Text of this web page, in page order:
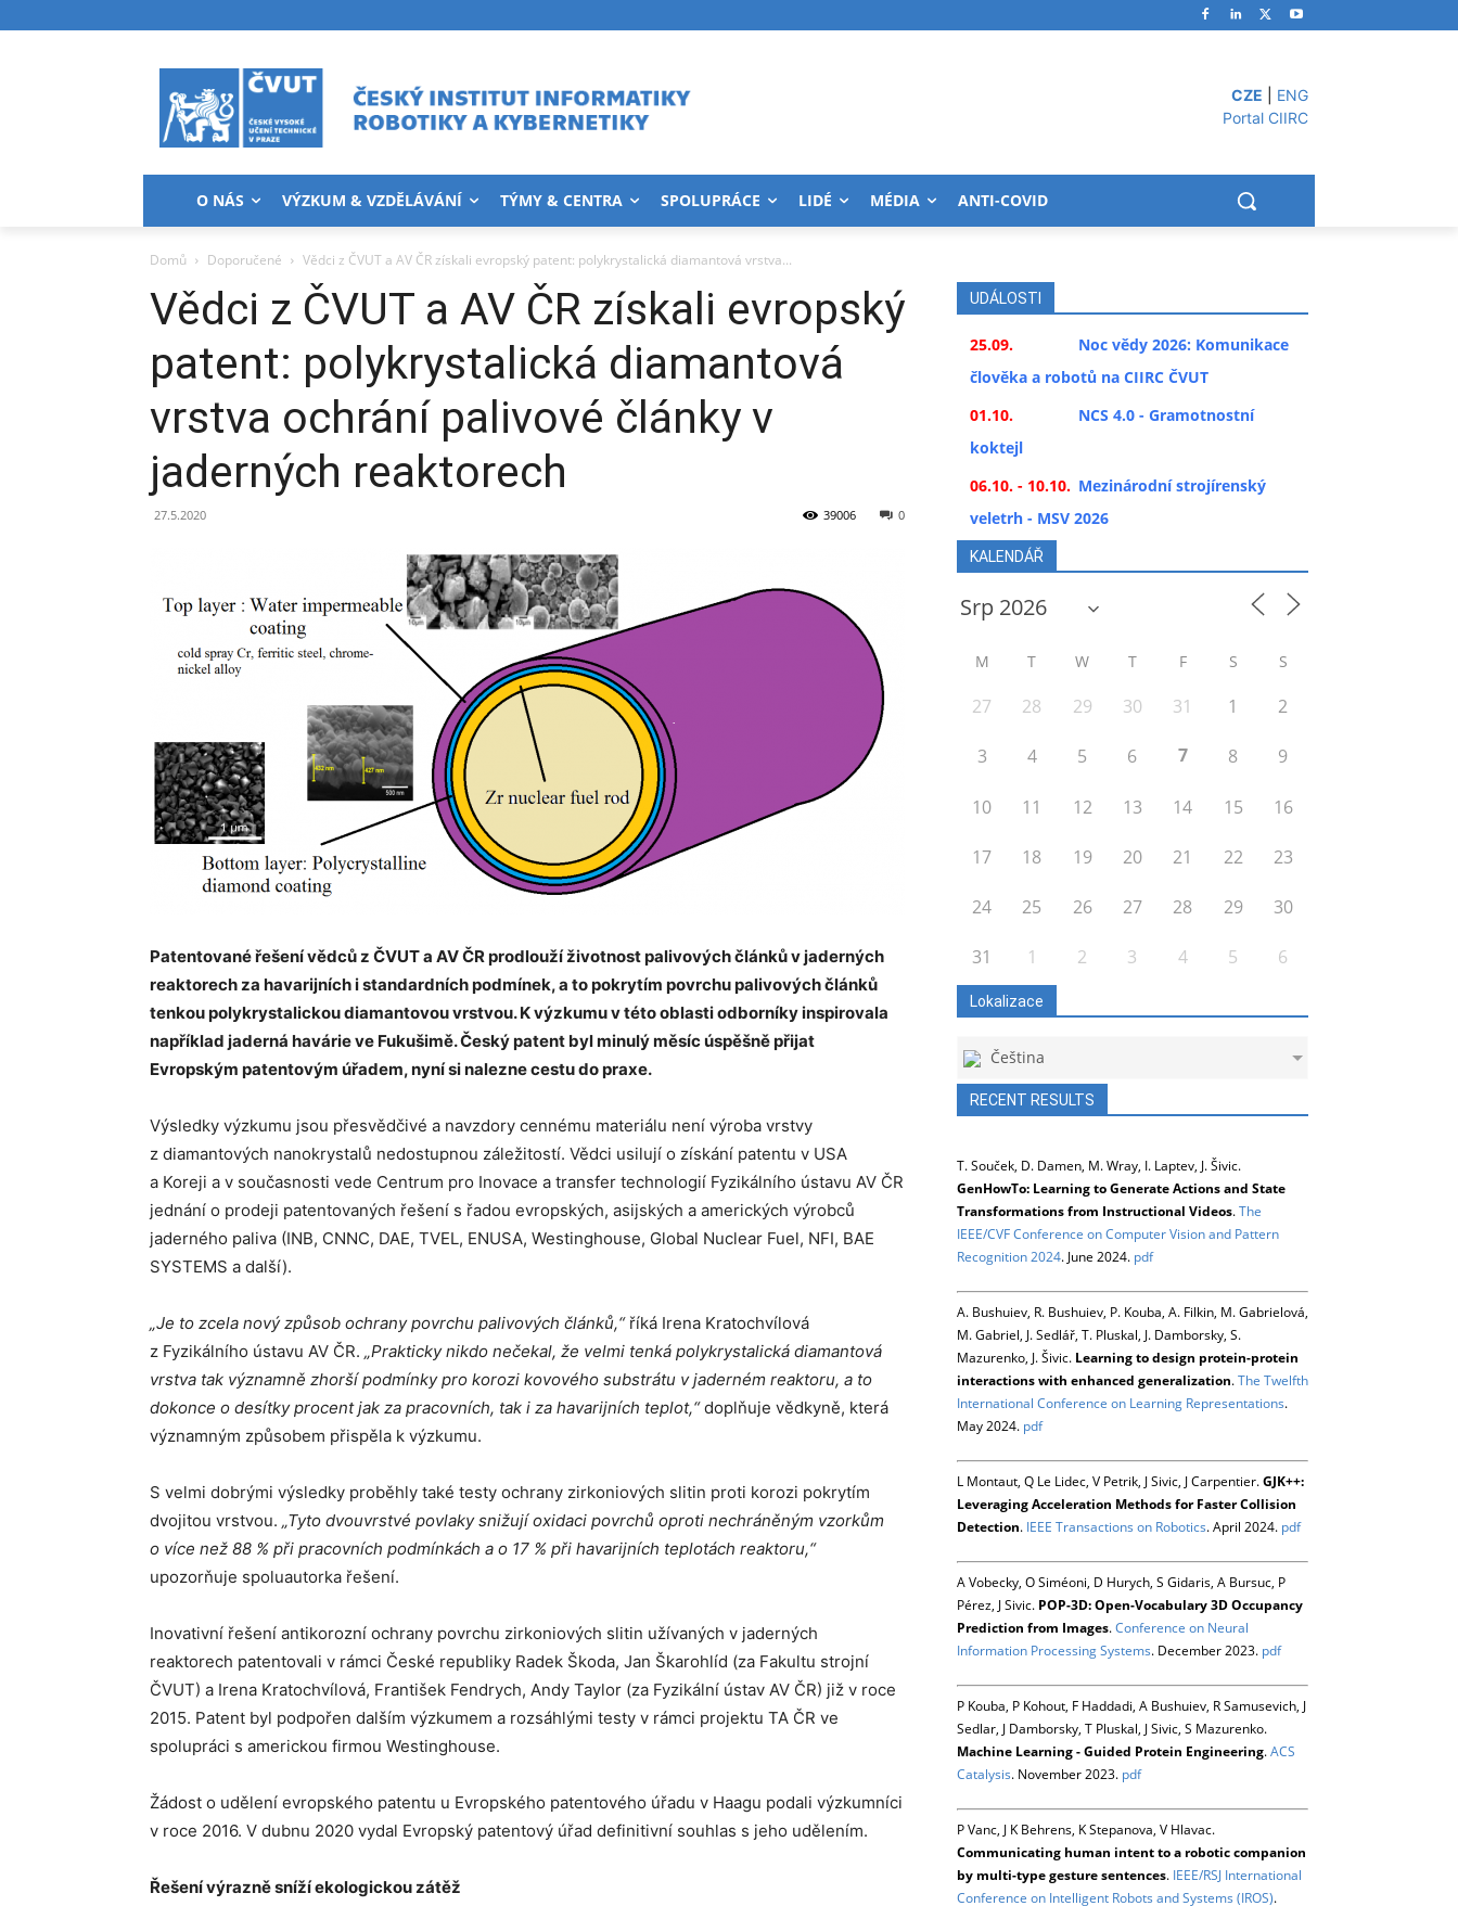
CZE
ENG
Portal CIIRC
O NÁS VÝZKUM & VZDĚLÁVÁNÍ TÝMY & CENTRA SPOLUPRÁCE LIDÉ MÉDIA ANTI-COVID
Domů Doporučené Vědci z ČVUT a AV ČR získali evropský patent: polykrystalická diamantová vrstva...
Vědci z ČVUT a AV ČR získali evropský
patent: polykrystalická diamantová
vrstva ochrání palivové články v
jaderných reaktorech
27.5.2020 0
39006
Patentované řešení vědců z ČVUT a AV ČR prodlouží životnost palivových článků vjaderných
reaktorech za havarijních i standardních podmínek, a to pokrytím povrchu palivových článků
tenkou polykrystalickou diamantovou vrstvou. K výzkumu v této oblasti odborníky inspirovala
například jaderná havárie ve Fukušimě. Český patent byl minulý měsíc úspěšně přijat
Evropským patentovým úřadem, nyní si nalezne cestu do praxe.
Výsledky výzkumu jsou přesvědčivé a navzdory cennému materiálu není výroba vrstvy
z diamantových nanokrystalů nedostupnou záležitostí. Vědci usilují o získání patentu v USA
a Koreji a v současnosti vede Centrum pro Inovace a transfer technologií Fyzikálního ústavu AV ČR
jednání o prodeji patentovaných řešení s řadou evropských, asijských a amerických výrobců
jaderného paliva (INB, CNNC, DAE, TVEL, ENUSA, Westinghouse, Global Nuclear Fuel, NFI, BAE
SYSTEMS a další).
„Je to zcela nový způsob ochrany povrchu palivových článků,“říká Irena Kratochvílová
z Fyzikálního ústavu AV ČR. „Prakticky nikdo nečekal, že velmi tenká polykrystalická diamantová
vrstva tak významně zhorší podmínky pro korozi kovového substrátu v jaderném reaktoru, a to
dokonce o desítky procent jak za pracovních, tak i za havarijních teplot,“doplňuje vědkyně, která
významným způsobem přispěla k výzkumu.
S velmi dobrými výsledky proběhly také testy ochrany zirkoniových slitin proti korozi pokrytím
dvojitou vrstvou. „Tyto dvouvrstvé povlaky snižují oxidaci povrchů oproti nechráněným vzorkům
o více než 88 % při pracovních podmínkách a o 17 % při havarijních teplotách reaktoru,“
upozorňuje spoluautorka řešení.
Inovativní řešení antikorozní ochrany povrchu zirkoniových slitin užívaných v jaderných
reaktorech patentovali v rámci České republiky Radek Škoda, Jan Škarohlíd (za Fakultu strojní
ČVUT) a Irena Kratochvílová, František Fendrych, Andy Taylor (za Fyzikální ústav AV ČR) již v roce
2015. Patent byl podpořen dalším výzkumem a rozsáhlými testy v rámci projektu TA ČR ve
spolupráci s americkou firmou Westinghouse.
Žádost o udělení evropského patentu u Evropského patentového úřadu v Haagu podali výzkumníci
v roce 2016. V dubnu 2020 vydal Evropský patentový úřad definitivní souhlas s jeho udělením.
Řešení výrazně sníží ekologickou zátěž
UDÁLOSTI
25.09.
Noc vědy 2026: Komunikace
člověka a robotů na CIIRC ČVUT
01.10.
NCS 4.0 - Gramotnostní
koktejl
06.10. - 10.10. Mezinárodní strojírenský
veletrh - MSV 2026
KALENDÁŘ
M T W T F S S
27 28 29 30 31 1 2
3 4 5 6 7 8 9
10 11 12 13 14 15 16
17 18 19 20 21 22 23
24 25 26 27 28 29 30
31 1 2 3 4 5 6
Lokalizace
Čeština
RECENT RESULTS
T. Souček, D. Damen, M. Wray, I. Laptev, J. Šivic.
GenHowTo: Learning to Generate Actions and State
Transformations from Instructional Videos.The
IEEE/CVF Conference on Computer Vision and Pattern
Recognition 2024. June 2024. pdf
A. Bushuiev, R. Bushuiev, P. Kouba, A. Filkin, M. Gabrielová,
M. Gabriel, J. Sedlář, T. Pluskal, J. Damborsky, S.
Mazurenko, J. Šivic. Learning to design protein-protein
interactions with enhanced generalization.The Twelfth
International Conference on Learning Representations.
May 2024. pdf
L Montaut, Q Le Lidec, V Petrik, J Sivic, J Carpentier.GJK++:
Leveraging Acceleration Methods for Faster Collision
Detection. IEEE Transactions on Robotics. April 2024. pdf
A Vobecky, O Siméoni, D Hurych, S Gidaris, A Bursuc, P
Pérez, J Sivic. POP-3D: Open-Vocabulary 3D Occupancy
Prediction from Images.Conference on Neural
Information Processing Systems. December 2023. pdf
P Kouba, P Kohout, F Haddadi, A Bushuiev, R Samusevich, J
Sedlar, J Damborsky, T Pluskal, J Sivic, S Mazurenko.
Machine Learning - Guided Protein Engineering.ACS
Catalysis. November 2023. pdf
P Vanc, J K Behrens, K Stepanova, V Hlavac.
Communicating human intent to a robotic companion
by multi-type gesture sentences. IEEE/RSJ International
Conference on Intelligent Robots and Systems (IROS).